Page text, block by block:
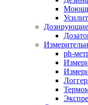
Дозирующие
ph-